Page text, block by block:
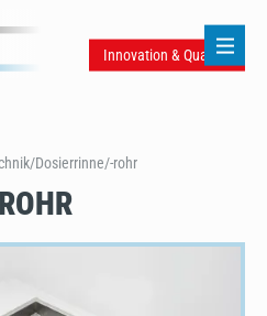
Innovation & Qualität
/Dosierrinne/-rohr